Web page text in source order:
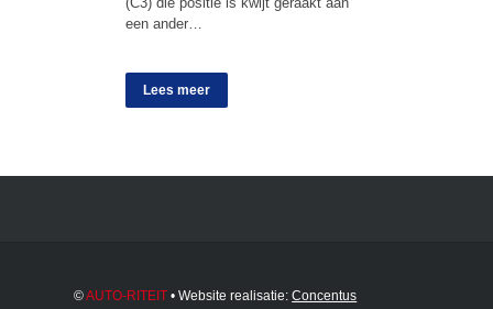
een ander…
Lees meer
©AUTO-RITEIT • Website realisatie:Concentus